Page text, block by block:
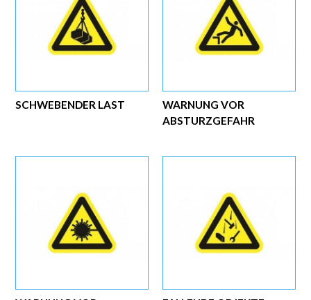
WARNUNG VOR
ABSTURZGEFAHR
SCHWEBENDER LAST